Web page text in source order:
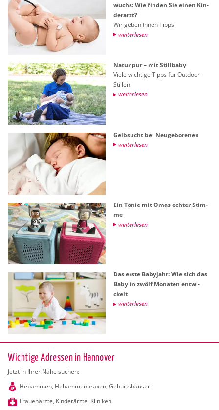
wuchs: Wie fin­den Sie einen Kin­
der­arzt?
Wir geben Ihnen Tipps
wei­ter­le­sen
Natur pur – mit Still­ba­by
Viele wich­ti­ge Tipps für Out­door-
Stil­len
wei­ter­le­sen
Gelb­sucht bei Neu­ge­bo­re­nen
wei­ter­le­sen
Ein Tonie mit Omas ech­ter Stim­
me
wei­ter­le­sen
Das erste Ba­by­jahr: Wie sich das
Baby in zwölf Mo­na­ten ent­wi­
ckelt
wei­ter­le­sen
Wichtige Adressen in Hannover
Jetzt in Ihrer Nähe suchen:
Hebammen, Hebammenpraxen, Geburtshäuser
Frauenärzte, Kinderärzte, Kliniken